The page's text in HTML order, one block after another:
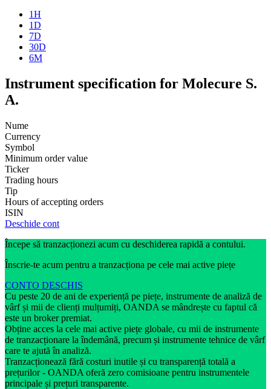
1H
1D
7D
30D
6M
Instrument specification for Molecure S.
A.
Nume
Currency
Symbol
Minimum order value
Ticker
Trading hours
Tip
Hours of accepting orders
ISIN
Deschide cont
Începe să tranzacționezi acum cu deschiderea rapidă a contului.
Înscrie-te acum pentru a tranzacționa pe cele mai active piețe
CONTO DESCHIS
Cu peste 20 de ani de experiență pe piețe, instrumente de analiză de
vârf și mii de clienți mulțumiți, OANDA se mândrește cu faptul că
este un broker premiat.
Obține acces la cele mai active piețe globale, cu mii de instrumente
de tranzacționare la îndemână, precum și instrumente tehnice de vârf
care te ajută în analiză.
Tranzacționează fără costuri inutile și cu transparență totală a
prețurilor - OANDA oferă zero comisioane pentru instrumentele
principale și prețuri transparente.